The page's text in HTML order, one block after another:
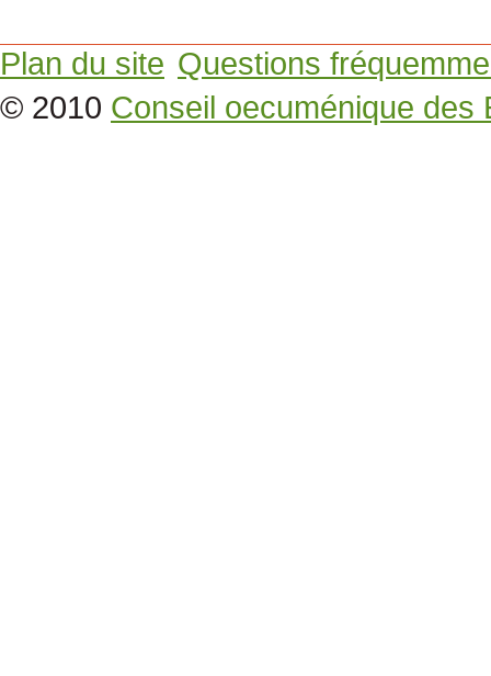
Plan du site Questions
© 2010 Conseil oecuménique des